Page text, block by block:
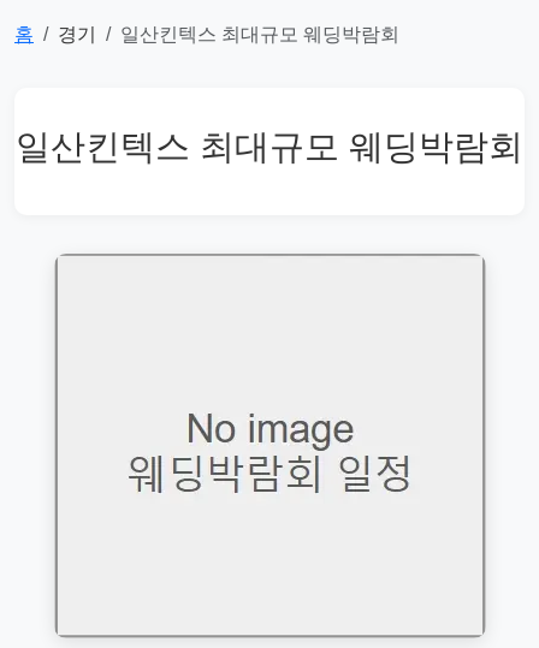
홈 경기 일산킨텍스 최대규모 웨딩박람회
일산킨텍스 최대규모 웨딩박람회